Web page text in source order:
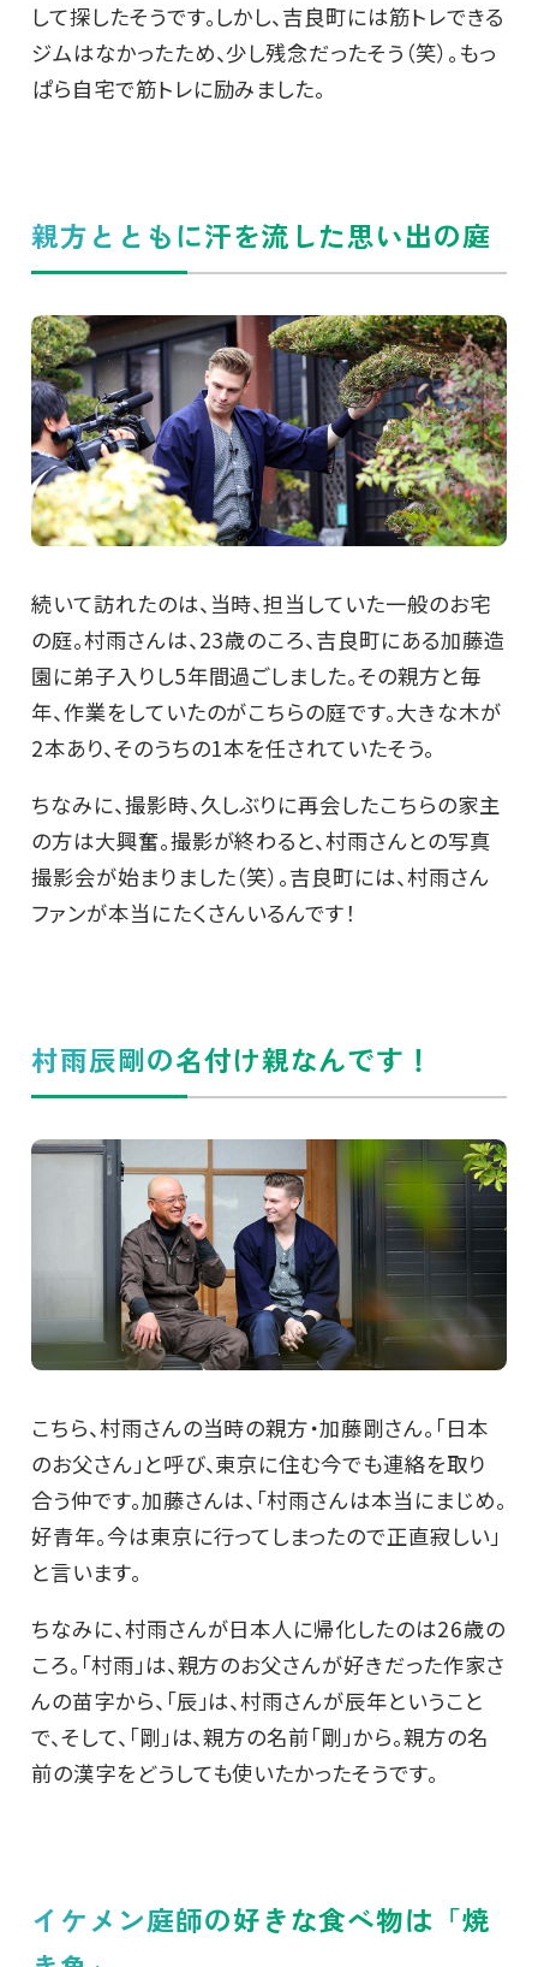
して探したそうです。しかし、吉良町には筋トレできる
ジムはなかったため、少し残念だったそう（笑）。もっ
ぱら自宅で筋トレに励みました。
親方とともに汗を流した思い出の庭
続いて訪れたのは、当時、担当していた一般のお宅
の庭。村雨さんは、23歳のころ、吉良町にある加藤造
園に弟子入りし5年間過ごしました。その親方と毎
年、作業をしていたのがこちらの庭です。大きな木が
2本あり、そのうちの1本を任されていたそう。
ちなみに、撮影時、久しぶりに再会したこちらの家主
の方は大興奮。撮影が終わると、村雨さんとの写真
撮影会が始まりました（笑）。吉良町には、村雨さん
ファンが本当にたくさんいるんです！
村雨辰剛の名付け親なんです！
こちら、村雨さんの当時の親方・加藤剛さん。「日本
のお父さん」と呼び、東京に住む今でも連絡を取り
合う仲です。加藤さんは、「村雨さんは本当にまじめ。
好青年。今は東京に行ってしまったので正直寂しい」
と言います。
ちなみに、村雨さんが日本人に帰化したのは26歳の
ころ。「村雨」は、親方のお父さんが好きだった作家さ
んの苗字から、「辰」は、村雨さんが辰年ということ
で、そして、「剛」は、親方の名前「剛」から。親方の名
前の漢字をどうしても使いたかったそうです。
イケメン庭師の好きな食べ物は「焼